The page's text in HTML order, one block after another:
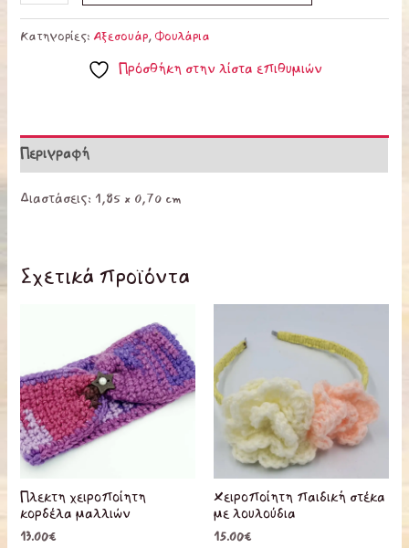
Κατηγορίες: Αξεσουάρ,Φουλάρια
Πρόσθήκη στην λίστα επιθυμιών
Περιγραφή
Διαστάσεις: 1,85 x 0,70 cm
Σχετικά προϊόντα
Πλεκτη χειροποίητη
κορδέλα μαλλιών
13.00€
το
προϊόν
έχει
πολλαπλές
παραλλαγές.
Χειροποίητη παιδική στέκα
με λουλούδια
15.00€